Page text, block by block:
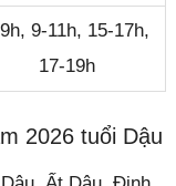
9-11h, 15-17h,
17-19h
2026 tuổi Dậu